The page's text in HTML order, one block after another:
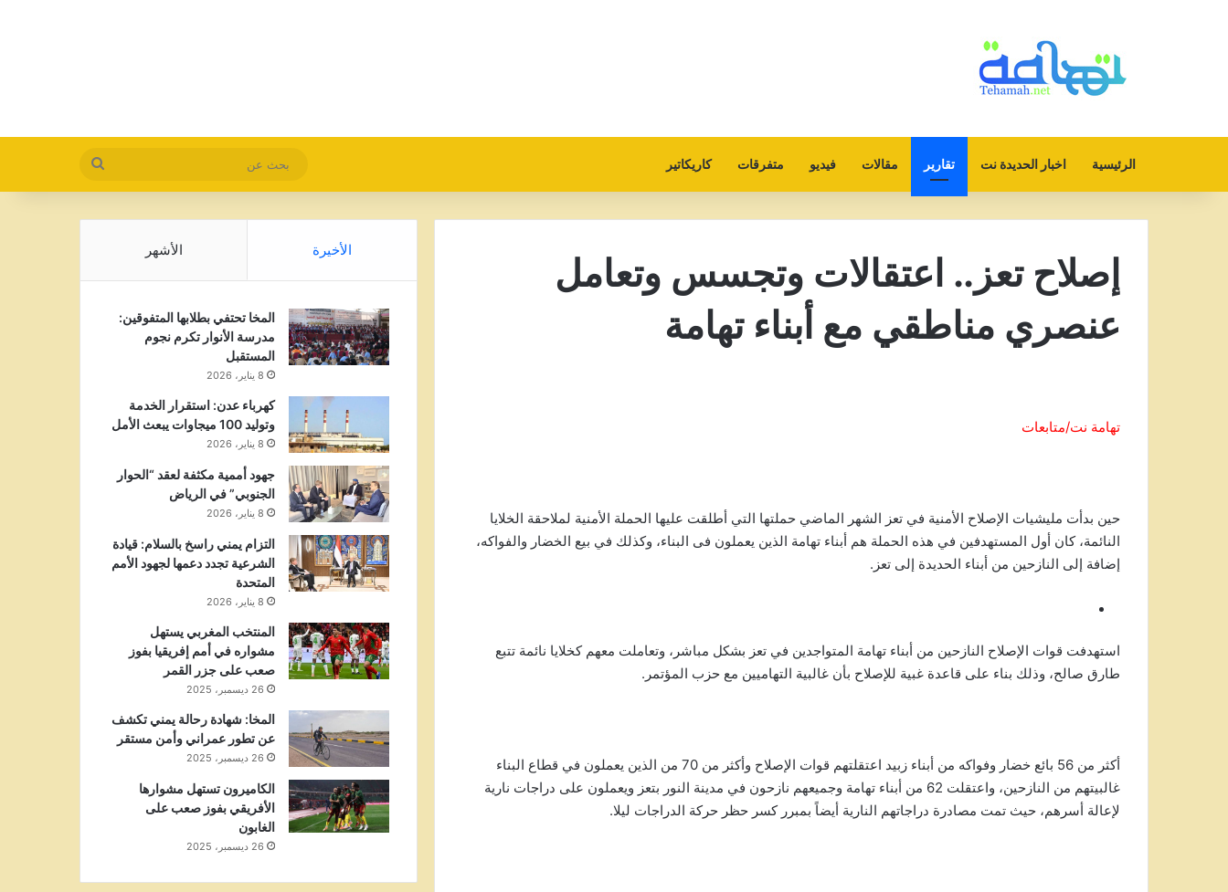
الرئيسية اخبار الحديدة نت تقارير مقالات فيديو متفرقات كاريكاتير
بحث
عن
إصلاح تعز.. اعتقالات وتجسس وتعامل
عنصري مناطقي مع أبناء تهامة
تهامة نت/متابعات
حين بدأت مليشيات الإصلاح الأمنية في تعز الشهر الماضي حملتها التي أطلقت عليها الحملة الأمنية لملاحقة الخلايا
النائمة، كان أول المستهدفين في هذه الحملة هم أبناء تهامة الذين يعملون فى البناء، وكذلك في بيع الخضار والفواكه،
إضافة إلى النازحين من أبناء الحديدة إلى تعز.
استهدفت قوات الإصلاح النازحين من أبناء تهامة المتواجدين في تعز بشكل مباشر، وتعاملت معهم كخلايا نائمة تتبع
طارق صالح، وذلك بناء على قاعدة غبية للإصلاح بأن غالبية التهاميين مع حزب المؤتمر.
أكثر من 56 بائع خضار وفواكه من أبناء زبيد اعتقلتهم قوات الإصلاح وأكثر من 70 من الذين يعملون في قطاع البناء
غالبيتهم من النازحين، واعتقلت 62 من أبناء تهامة وجميعهم نازحون في مدينة النور بتعز ويعملون على دراجات نارية
لإعالة أسرهم، حيث تمت مصادرة دراجاتهم النارية أيضاً بمبرر كسر حظر حركة الدراجات ليلا.
الأخيرة الأشهر
المخا تحتفي بطلابها المتفوقين:
مدرسة الأنوار تكرم نجوم
المستقبل
8 يناير، 2026
كهرباء عدن: استقرار الخدمة
وتوليد 100 ميجاوات يبعث الأمل
8 يناير، 2026
جهود أممية مكثفة لعقد “الحوار
الجنوبي” في الرياض
8 يناير، 2026
التزام يمني راسخ بالسلام: قيادة
الشرعية تجدد دعمها لجهود الأمم
المتحدة
8 يناير، 2026
المنتخب المغربي يستهل
مشواره في أمم إفريقيا بفوز
صعب على جزر القمر
26 ديسمبر، 2025
المخا: شهادة رحالة يمني تكشف
عن تطور عمراني وأمن مستقر
26 ديسمبر، 2025
الكاميرون تستهل مشوارها
الأفريقي بفوز صعب على
الغابون
26 ديسمبر، 2025